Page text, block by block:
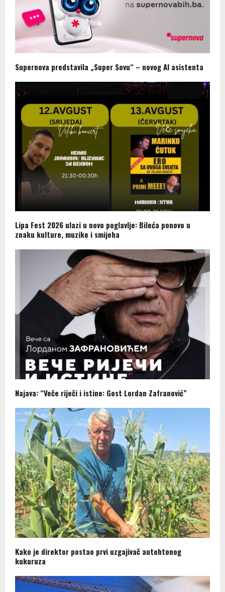
Supernova predstavila „Super Sovu“ – novog AI asistenta
Lipa Fest 2026 ulazi u novo poglavlje: Bileća ponovo u
znaku kulture, muzike i smijeha
Najava: “Veče riječi i istine: Gost Lordan Zafranović”
Kako je direktor postao prvi uzgajivač autohtonog
kukuruza